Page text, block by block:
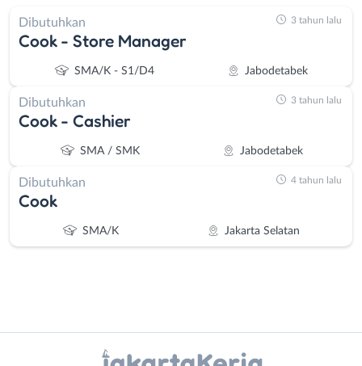
Dibutuhkan
Cook - Store Manager
SMA/K - S1/D4 Jabodetabek
3 tahun lalu
Dibutuhkan
Cook - Cashier
SMA / SMK Jabodetabek
3 tahun lalu
Dibutuhkan
Cook
SMA/K Jakarta Selatan
4 tahun lalu
Administrasi
Bebas
X - Twitter Telegram